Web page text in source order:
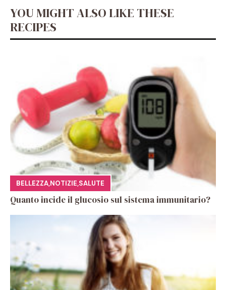
YOU MIGHT ALSO LIKE THESE
RECIPES
BELLEZZA,NOTIZIE,SALUTE
Quanto incide il glucosio sul sistema immunitario?